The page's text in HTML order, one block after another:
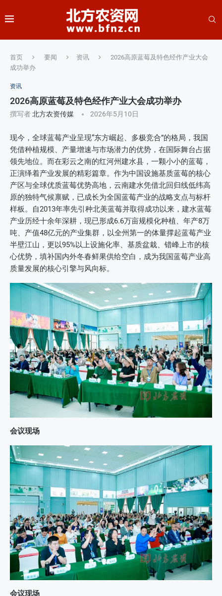
首页 要闻 资讯
2026高原蓝莓及特色经作产业大会
成功举办
资讯
2026高原蓝莓及特色经作产业大会成功举办
撰写者北方农资传媒 2026年5月10日
现今，全球蓝莓产业呈现“东方崛起、多极竞合”的格局，我国
凭借种植规模、产量增速与市场潜力的优势，在国际舞台占据
领先地位。而在彩云之南的红河州建水县，一颗小小的蓝莓，
正演绎着产业发展的精彩篇章。作为中国设施基质蓝莓的核心
产区与全球优质蓝莓优势高地，云南建水凭借北回归线低纬高
原的独特气候禀赋，已成长为全国蓝莓产业的战略支点与标杆
样板。自2013年率先引种北美蓝莓并取得成功以来，建水蓝莓
产业历经十余年深耕，现已形成6.6万亩规模化种植、年产8万
吨、产值48亿元的产业集群，以全州第一的体量撑起蓝莓产业
半壁江山，更以95%以上设施化率、基质盆栽、错峰上市的核
心优势，填补国内外冬春鲜果供给空白，成为我国蓝莓产业高
质量发展的核心引擎与风向标。
会议现场
会议现场